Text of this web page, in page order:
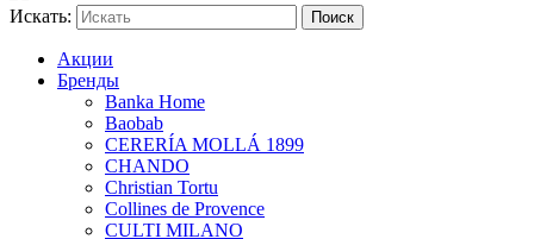
Искать:
Акции
Бренды
Banka Home
Baobab
CERERÍA MOLLÁ 1899
CHANDO
Christian Tortu
Collines de Provence
CULTI MILANO